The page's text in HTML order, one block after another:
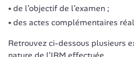
de l’objectif de l’examen ;
des actes complémentaires
Retrouvez ci-dessous plusieurs